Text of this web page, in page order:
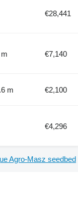
€28,441
€7,140
m €2,100
€4,296
Agro-Masz seedbed